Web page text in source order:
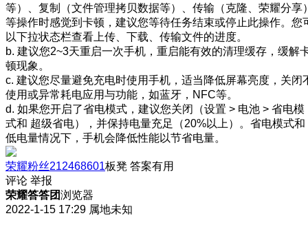
等）、复制（文件管理拷贝数据等）、传输（克隆、荣耀分享
等操作时感觉到卡顿，建议您等待任务结束或停止此操作。您
以下拉状态栏查看上传、下载、传输文件的进度。
b. 建议您2~3天重启一次手机，重启能有效的清理缓存，缓解
顿现象。
c. 建议您尽量避免充电时使用手机，适当降低屏幕亮度，关闭
使用或异常耗电应用与功能，如蓝牙，NFC等。
d. 如果您开启了省电模式，建议您关闭（设置 > 电池 > 省电模
式和 超级省电），并保持电量充足（20%以上）。省电模式和
低电量情况下，手机会降低性能以节省电量。
荣耀粉丝212468601板凳 答案有用
评论 举报
荣耀答答团浏览器
2022-1-15 17:29 属地未知